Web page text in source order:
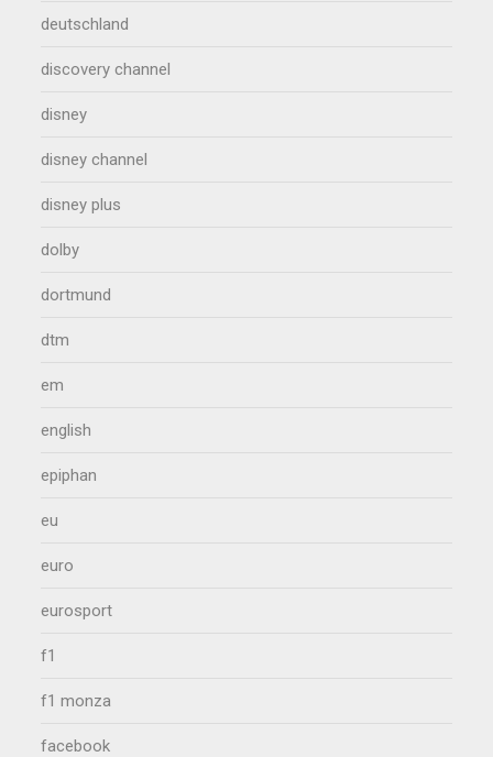
deutschland
discovery channel
disney
disney channel
disney plus
dolby
dortmund
dtm
em
english
epiphan
eu
euro
eurosport
f1
f1 monza
facebook